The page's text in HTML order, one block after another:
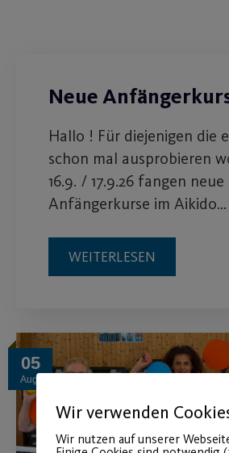
Neue
Hallo ! Für diejenigen die
schon mal ausprobieren
16.9. / 17.9.26 fangen neue
Anfängerkurse im Aikido…
WEITERLESEN
05
Aug.
Wir verwenden
Wir nutzen auf unserer